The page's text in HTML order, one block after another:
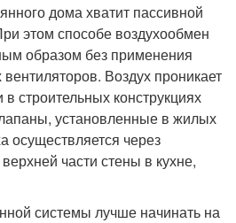
дома хватит пассивной
этом способе воздухообмен
образом без применения
Воздух проникает
строительных конструкциях
установленные в жилых
осуществляется через
части стены в кухне,
системы лучше начинать на